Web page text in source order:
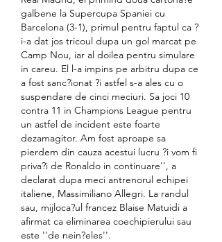
galbene la Supercupa Spaniei cu
Barcelona (3-1), primul pentru faptul ca ?
i-a dat jos tricoul dupa un gol marcat pe
Camp Nou, iar al doilea pentru simulare
in careu. El l-a impins pe arbitru dupa ce
a fost sanc?ionat ?i astfel s-a ales cu o
suspendare de cinci meciuri. Sa joci 10
contra 11 in Champions League pentru
un astfel de incident este foarte
dezamagitor. Am fost aproape sa
pierdem din cauza acestui lucru ?i vom fi
priva?i de Ronaldo in continuare'', a
declarat dupa meci antrenorul echipei
italiene, Massimiliano Allegri. La randul
sau, mijloca?ul francez Blaise Matuidi a
afirmat ca eliminarea coechipierului sau
este ''de nein?eles''.